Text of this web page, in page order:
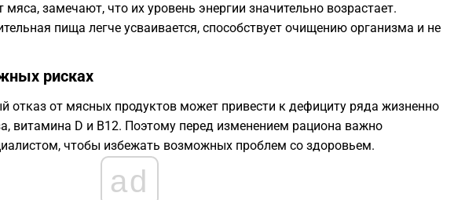
замечают, что их уровень энергии значительно возрастает.
пища легче усваивается, способствует очищению организма и не
рисках
отказ от мясных продуктов может привести к дефициту ряда жизненно
витамина D и B12. Поэтому перед изменением рациона важно
чтобы избежать возможных проблем со здоровьем.
ad